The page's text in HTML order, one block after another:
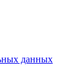
данных